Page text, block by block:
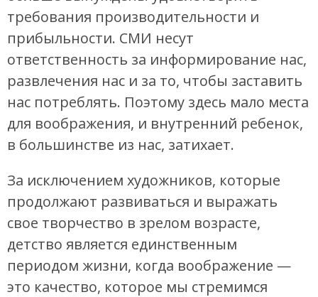
требования производительности и
прибыльности. СМИ несут
ответственность за информирование нас,
развлечения нас и за то, чтобы заставить
нас потреблять. Поэтому здесь мало места
для воображения, и внутренний ребенок,
в большинстве из нас, затихает.
За исключением художников, которые
продолжают развиваться и выражать
свое творчество в зрелом возрасте,
детство является единственным
периодом жизни, когда воображение —
это качество, которое мы стремимся